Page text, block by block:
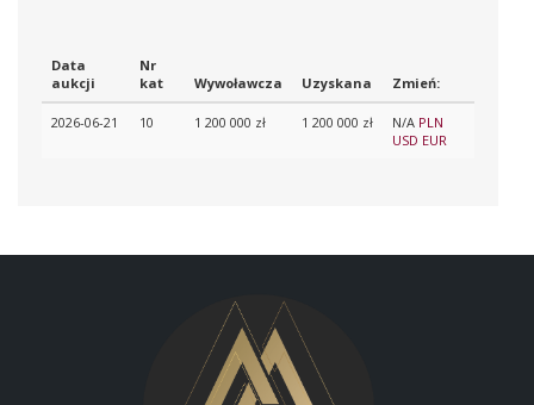
Data
aukcji
Nr
kat
Wywoławcza Uzyskana Zmień:
2026-06-21 10 1 200 000 zł 1 200 000 zł N/A PLN
USD EUR